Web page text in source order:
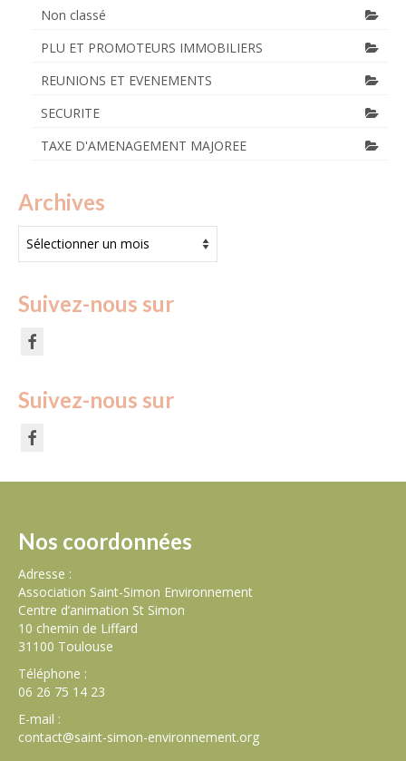
Non classé
PLU ET PROMOTEURS IMMOBILIERS
REUNIONS ET EVENEMENTS
SECURITE
TAXE D'AMENAGEMENT MAJOREE
Archives
Suivez-nous sur
Suivez-nous sur
Nos coordonnées
Adresse :
Association Saint-Simon Environnement
Centre d’animation St Simon
10 chemin de Liffard
31100 Toulouse
Téléphone :
06 26 75 14 23
E-mail :
contact@saint-simon-environnement.org